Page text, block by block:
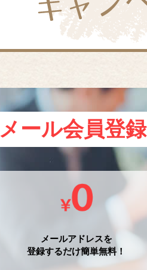
メール会員登録
メールアドレスを
登録するだけ簡単無料！